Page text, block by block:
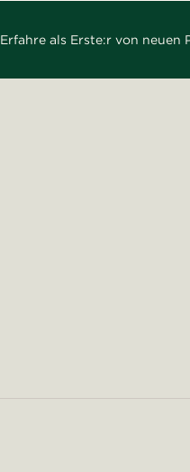
Erfahre als Erste:r von neuen